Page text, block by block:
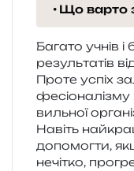
Що варто
Багато учнів
резуль­та­тів
Проте успіх
виль­ної
Навіть
допо­мог­ти,
нечі­тко,